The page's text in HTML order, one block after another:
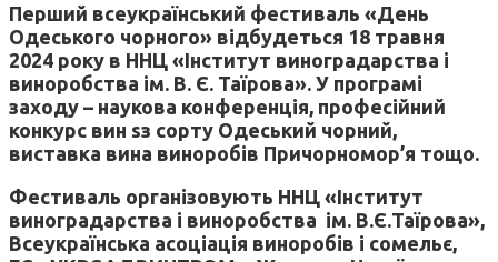
Перший всеукраїнський фестиваль «День
Одеського чорного» відбудеться 18 травня
2024 року в ННЦ «Інститут виноградарства і
виноробства ім. В. Є. Таїрова». У програмі
заходу – наукова конференція, професійний
конкурс вин sз сорту Одеський чорний,
виставка вина виноробів Причорномор’я тощо.
Фестиваль організовують ННЦ «Інститут
виноградарства і виноробства ім. В.Є.Таїрова»,
Всеукраїнська асоціація виноробів і сомельє,